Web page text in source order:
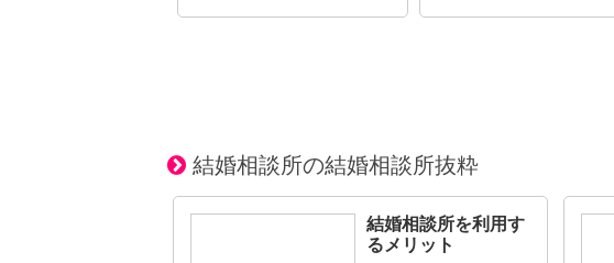
結婚相談所の結婚相談所抜粋
結婚相談所を利用す
るメリット